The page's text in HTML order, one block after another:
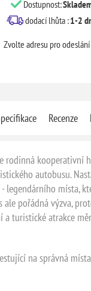
Dostupnost:
dodací lhůta :1-2
Zvolte adresu pro odeslání
Recenze
rodinná kooperativní
autobusu.
legendárního místa,
ale pořádná výzva,
a turistické atrakce
na správná